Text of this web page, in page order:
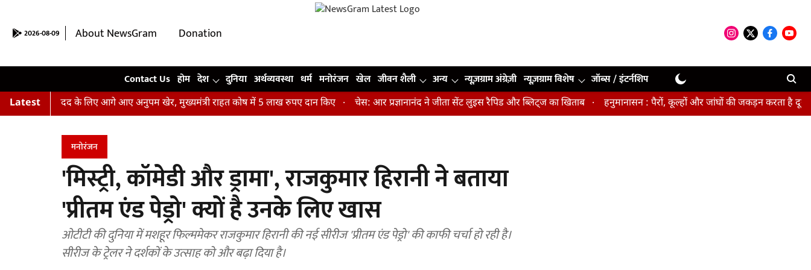
2026-08-09 About NewsGram
Donation
Contact Us होम देश दुनिया अर्थव्यवस्था धर्म मनोरंजन खेल जीवन शैली अन्य न्यूज़ग्राम अंग्रेज़ी न्यूज़ग्राम विशेष जॉब्स / इंटर्नशिप
Latest
की मदद के लिए आगे आए अनुपम खेर, मुख्यमंत्री राहत कोष में 5 लाख रुपए दान किए चेस: आर प्रज्ञानानंद ने जीता सेंट लुइस रैपिड और ब्लिट्ज का खिताब हनुमानासन : पैरों, कूल्हों और जांघों की जकड़न करता है दूर,
मनोरंजन
'मिस्ट्री, कॉमेडी और ड्रामा', राजकुमार हिरानी ने बताया
'प्रीतम एंड पेड्रो' क्यों है उनके लिए खास
ओटीटी की दुनिया में मशहूर फिल्ममेकर राजकुमार हिरानी की नई सीरीज 'प्रीतम एंड पेड्रो' की काफी चर्चा हो रही है।
सीरीज के ट्रेलर ने दर्शकों के उत्साह को और बढ़ा दिया है।